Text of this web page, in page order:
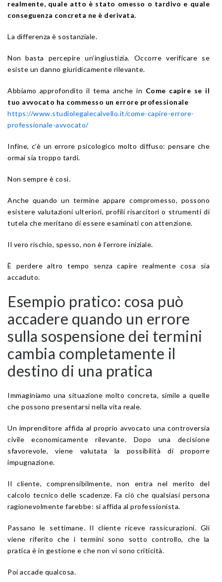
realmente, quale atto è stato omesso o tardivo e quale
conseguenza concreta ne è derivata.
La differenza è sostanziale.
Non basta percepire un’ingiustizia. Occorre verificare se
esiste un danno giuridicamente rilevante.
Abbiamo approfondito il tema anche in Come capire se il
tuo avvocato ha commesso un errore professionale
https://www.studiolegalecalvello.it/come-capire-errore-
professionale-avvocato/
Infine, c’è un errore psicologico molto diffuso: pensare che
ormai sia troppo tardi.
Non sempre è così.
Anche quando un termine appare compromesso, possono
esistere valutazioni ulteriori, profili risarcitori o strumenti di
tutela che meritano di essere esaminati con attenzione.
Il vero rischio, spesso, non è l’errore iniziale.
È perdere altro tempo senza capire realmente cosa sia
accaduto.
Esempio pratico: cosa può
accadere quando un errore
sulla sospensione dei termini
cambia completamente il
destino di una pratica
Immaginiamo una situazione molto concreta, simile a quelle
che possono presentarsi nella vita reale.
Un imprenditore affida al proprio avvocato una controversia
civile economicamente rilevante. Dopo una decisione
sfavorevole, viene valutata la possibilità di proporre
impugnazione.
Il cliente, comprensibilmente, non entra nel merito del
calcolo tecnico delle scadenze. Fa ciò che qualsiasi persona
ragionevolmente farebbe: si affida al professionista.
Passano le settimane. Il cliente riceve rassicurazioni. Gli
viene riferito che i termini sono sotto controllo, che la
pratica è in gestione e che non vi sono criticità.
Poi accade qualcosa.